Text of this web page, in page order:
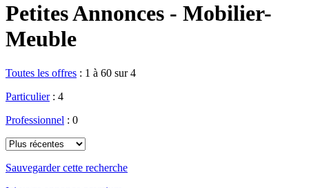
Petites Annonces - Mobilier-
Meuble
Toutes les offres : 1 à 60 sur 4
Particulier: 4
Professionnel : 0
Sauvegarder cette recherche